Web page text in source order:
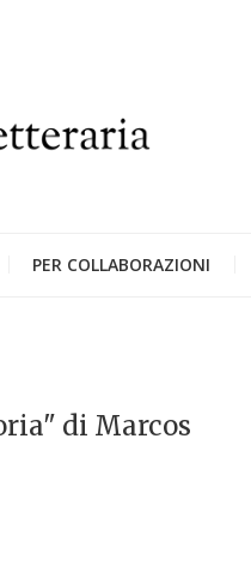
PER COLLABORAZIONI
di Marcos